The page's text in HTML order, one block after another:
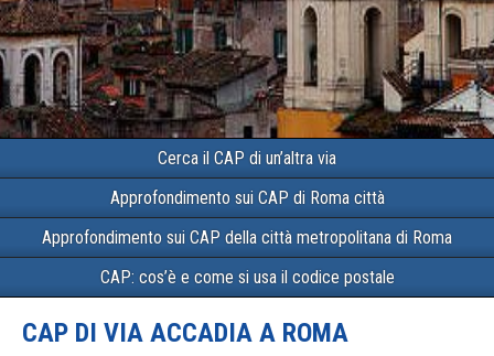
Cerca il CAP di un’altra via
Approfondimento sui CAP di Roma città
Approfondimento sui CAP della città metropolitana di Roma
CAP: cos’è e come si usa il codice postale
CAP DI VIA ACCADIA A ROMA